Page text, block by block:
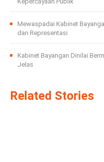
Mewaspadai Kabinet
dan Representasi
Kabinet Bayangan Dinilai
Jelas
Related Stories